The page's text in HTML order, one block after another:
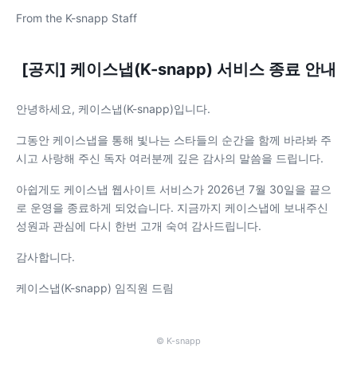
From the K-snapp Staff
[공지] 케이스냅(K-snapp) 서비스 종료 안내
안녕하세요, 케이스냅(K-snapp)입니다.
그동안 케이스냅을 통해 빛나는 스타들의 순간을 함께 바라봐 주
시고 사랑해 주신 독자 여러분께 깊은 감사의 말씀을 드립니다.
아쉽게도 케이스냅 웹사이트 서비스가 2026년 7월 30일을 끝으
로 운영을 종료하게 되었습니다. 지금까지 케이스냅에 보내주신
성원과 관심에 다시 한번 고개 숙여 감사드립니다.
감사합니다.
케이스냅(K-snapp) 임직원 드림
© K-snapp